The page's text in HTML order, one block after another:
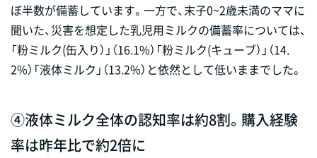
ぼ半数が備蓄しています。一方で、末子0~2歳未満のママに
聞いた、災害を想定した乳児用ミルクの備蓄率については、
「粉ミルク(缶入り）」（16.1%）「粉ミルク(キューブ）」（14.
2%）「液体ミルク」（13.2%）と依然として低いままでした。
④液体ミルク全体の認知率は約8割。購入経験
率は昨年比で約2倍に